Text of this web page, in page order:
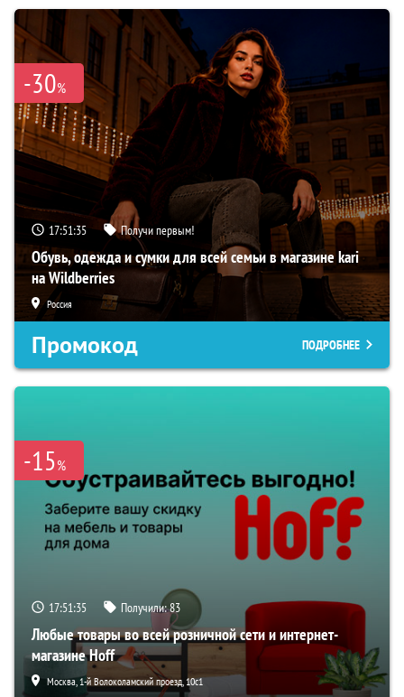
-30%
17:51:34 Получи первым!
Обувь, одежда и сумки для всей семьи в магазине kari
на Wildberries
Россия
Промокод ПОДРОБНЕЕ
-15%
17:51:34 Получили:83
Любые товары во всей розничной сети и интернет-
магазине Hoff
Москва, 1-й Волоколамский проезд, 10с1